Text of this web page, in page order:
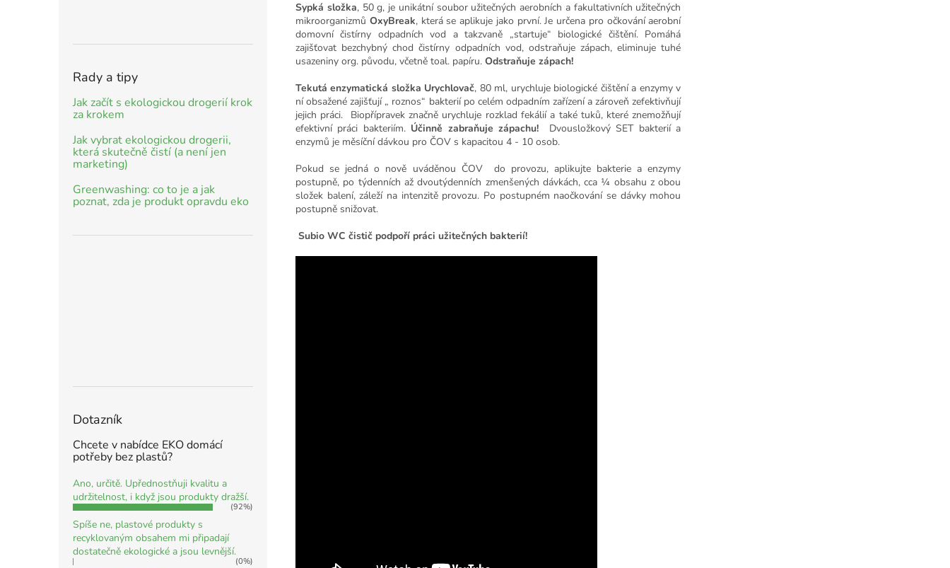
Rady a tipy
Jak začít s ekologickou drogerií krok
za krokem
Jak vybrat ekologickou drogerii,
která skutečně čistí (a není jen
marketing)
Greenwashing: co to je a jak
poznat, zda je produkt opravdu eko
Dotazník
Chcete v nabídce EKO domácí
potřeby bez plastů?
Ano, určitě. Upřednostňuji kvalitu a
udržitelnost, i když jsou produkty dražší.
(92%)
Spíše ne, plastové produkty s
recyklovaným obsahem mi připadají
dostatečně ekologické a jsou levnější.
(0%)
Sypká složka, 50 g, je unikátní soubor užitečných aerobních a fakultativních užitečných
mikroorganizmů OxyBreak, která se aplikuje jako první. Je určena pro očkování aerobní
domovní čistírny odpadních vod a takzvaně „startuje“ biologické čištění. Pomáhá
zajišťovat bezchybný chod čistírny odpadních vod, odstraňuje zápach, eliminuje tuhé
usazeniny org. původu, včetně toal. papíru. Odstraňuje zápach!
Tekutá enzymatická složka Urychlovač, 80 ml, urychluje biologické čištění a enzymy v
ní obsažené zajišťují „ roznos“ bakterií po celém odpadním zařízení a zároveň zefektivňují
jejich práci. Biopřípravek značně urychluje rozklad fekálií a také tuků, které znemožňují
efektivní práci bakteriím. Účinně zabraňuje zápachu!
Dvousložkový SET bakterií a
enzymů je měsíční dávkou pro ČOV s kapacitou 4 - 10 osob.
Pokud se jedná o nově uváděnou ČOV do provozu, aplikujte bakterie a enzymy
postupně, po týdenních až dvoutýdenních zmenšených dávkách, cca ¼ obsahu z obou
složek balení, záleží na intenzitě provozu. Po postupném naočkování se dávky mohou
postupně snižovat.
Subio WC čistič podpoří práci užitečných bakterií!